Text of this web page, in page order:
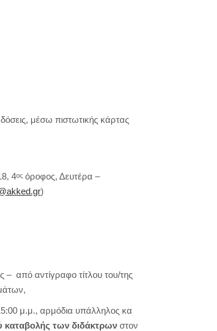
μέσω πιστωτικής κάρτας
4ος όροφος, Δευτέρα –
)
– από αντίγραφο τίτλου του/της
μ.μ., αρμόδια υπάλληλος κα
καταβολής των διδάκτρων στον